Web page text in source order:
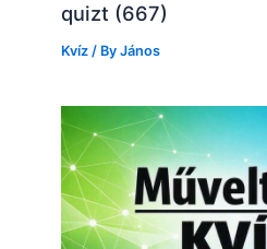
quizt (667)
Kvíz / ByJános